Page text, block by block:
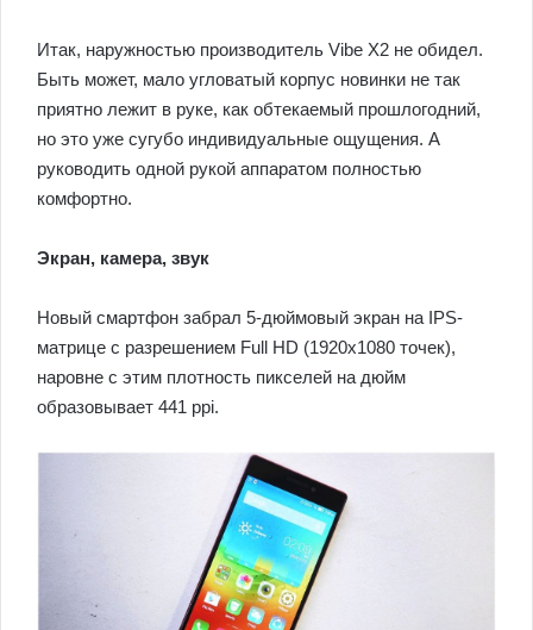
Итак, наружностью производитель Vibe X2 не обидел.
Быть может, мало угловатый корпус новинки не так
приятно лежит в руке, как обтекаемый прошлогодний,
но это уже сугубо индивидуальные ощущения. А
руководить одной рукой аппаратом полностью
комфортно.
Экран, камера, звук
Новый смартфон забрал 5-дюймовый экран на IPS-
матрице с разрешением Full HD (1920х1080 точек),
наровне с этим плотность пикселей на дюйм
образовывает 441 ppi.